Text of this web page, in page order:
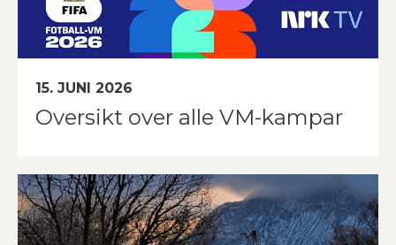
15. JUNI 2026
Oversikt over alle VM-kampar